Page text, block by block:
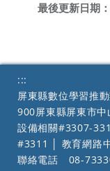
最後更新日期：
:::
屏東縣數位學習推
900屏東縣屏東市
設備相關#3307-
#3311 │ 教育網路
聯絡電話
08-